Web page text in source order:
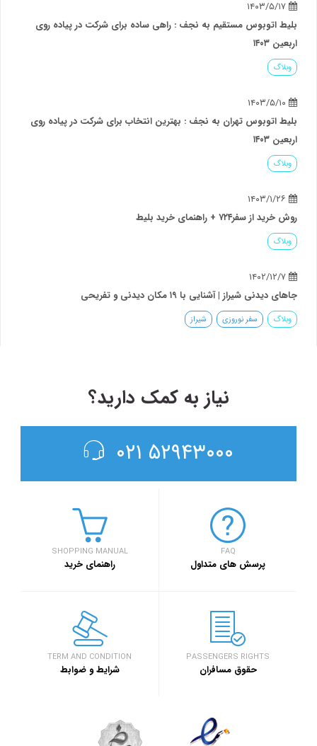
بلیط اتوبوس مستقیم به نجف : راهی ساده برای شرکت در پیاده روی
اربعین ۱۴۰۳
وبلاگ
بلیط اتوبوس تهران به نجف : بهترین انتخاب برای شرکت در پیاده روی
اربعین ۱۴۰۳
وبلاگ
روش خرید از سفر۷۲۴ + راهنمای خرید بلیط
وبلاگ
جاهای دیدنی شیراز | آشنایی با ۱۹ مکان دیدنی و تفریحی
وبلاگ سفر نوروزی شیراز
نیاز به کمک دارید؟
۵۲۹۴۳۰۰۰ ۰۲۱
SHOPPING MANUAL
راهنمای خرید
FAQ
پرسش های متداول
TERM AND CONDITION
شرایط و ضوابط
PASSENGERS RIGHTS
حقوق مسافران